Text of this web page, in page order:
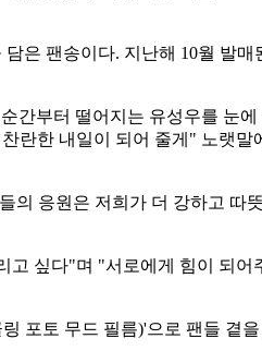
은 팬송이다. 지난해 10월 발매
간부터 떨어지는 유성우를 눈
란한 내일이 되어 줄게" 노랫말
의 응원은 저희가 더 강하고 따
싶다"며 "서로에게 힘이 되어
포토 무드 필름)'으로 팬들 곁